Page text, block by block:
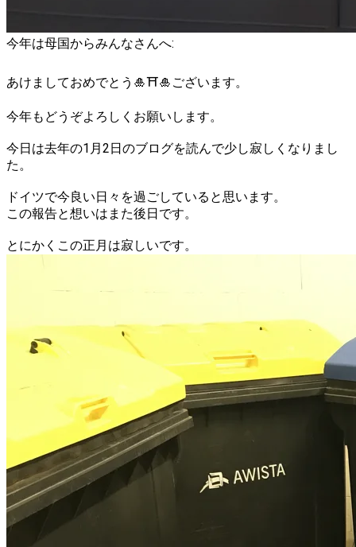
今年は母国からみんなさんへ:
あけましておめでとう🎍⛩🎍ございます。
今年もどうぞよろしくお願いします。
今日は去年の1月2日のブログを読んで少し寂しくなりまし
た。
ドイツで今良い日々を過ごしていると思います。
この報告と想いはまた後日です。
とにかくこの正月は寂しいです。